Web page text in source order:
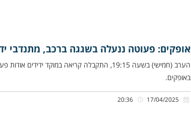
אופקים: פעוטה ננעלה בשגגה ברכב, מתנדבי
הערב (חמישי) בשעה 19:15, התקבלה קריאה
באופקים.